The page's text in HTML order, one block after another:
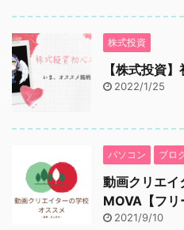
株式投資
【株式投資
2022/1/25
パソコン ブロ
動画クリエイ
MOVA【フリ
2021/9/10